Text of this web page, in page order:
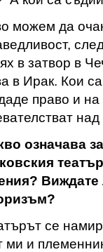
можем да
в затвор в
в Ирак. Кои
право и
над
означава
се
ми и